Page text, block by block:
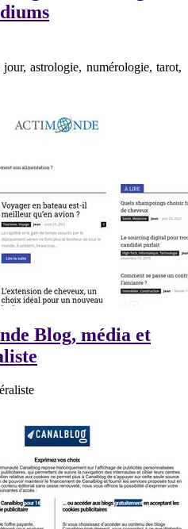
astrologie, numérologie, tarot,
Blog, média et